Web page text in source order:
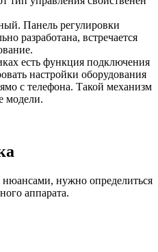
Панель регулировки
разработана, встречается
есть функция подключения
настройки оборудования
с телефона. Такой механизм
модели.
нужно определиться
аппарата.